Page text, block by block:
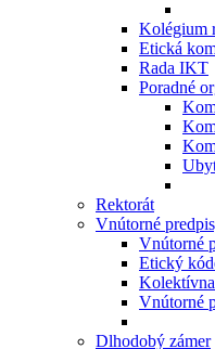
Kolégium
Etická
Rada IKT
Poradné
Rektorát
Vnútorné
Vnútorné
Etický
Vnútorné
Dlhodobý zámer